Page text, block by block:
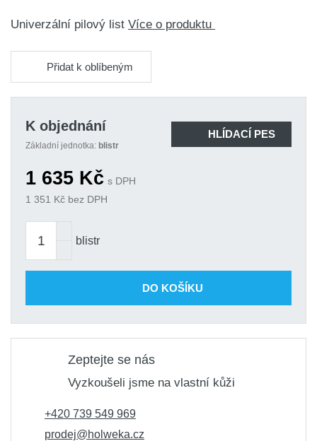
Univerzální pilový list Více o produktu
Přidat k oblíbeným
K objednání
Základní jednotka: blistr
HLÍDACÍ PES
1 635 Kč s DPH
1 351 Kč bez DPH
blistr
DO KOŠÍKU
Zeptejte se nás
Vyzkoušeli jsme na vlastní kůži
+420 739 549 969
prodej@holweka.cz